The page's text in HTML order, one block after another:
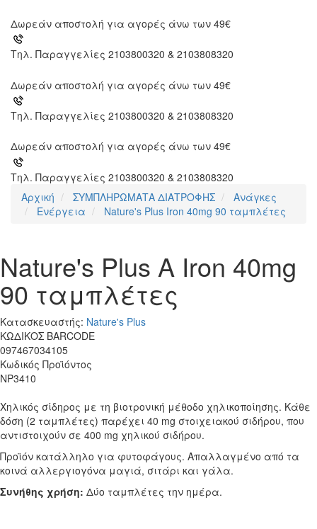
Δωρεάν αποστολή για αγορές άνω των 49€
Τηλ. Παραγγελίες 2103800320 & 2103808320
Δωρεάν αποστολή για αγορές άνω των 49€
Τηλ. Παραγγελίες 2103800320 & 2103808320
Δωρεάν αποστολή για αγορές άνω των 49€
Τηλ. Παραγγελίες 2103800320 & 2103808320
Αρχική
ΣΥΜΠΛΗΡΩΜΑΤΑ ΔΙΑΤΡΟΦΗΣ
Ανάγκες
Ενέργεια
Nature's Plus Iron 40mg 90 ταμπλέτες
Nature's Plus A Iron 40mg
90 ταμπλέτες
Κατασκευαστής: Nature's Plus
ΚΩΔΙΚΟΣ BARCODE
097467034105
Κωδικός Προϊόντος
NP3410
Χηλικός σίδηρος με τη βιοτρονική μέθοδο χηλικοποίησης. Κάθε
δόση (2 ταμπλέτες) παρέχει 40 mg στοιχειακού σιδήρου, που
αντιστοιχούν σε 400 mg χηλικού σιδήρου.
Προϊόν κατάλληλο για φυτοφάγους. Απαλλαγμένο από τα
κοινά αλλεργιογόνα μαγιά, σιτάρι και γάλα.
Συνήθης χρήση: Δύο ταμπλέτες την ημέρα.